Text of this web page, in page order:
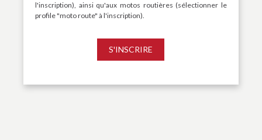
l'inscription), ainsi qu'aux motos routières (sélectionner le
profile "moto route" à l'inscription).
S'INSCRIRE